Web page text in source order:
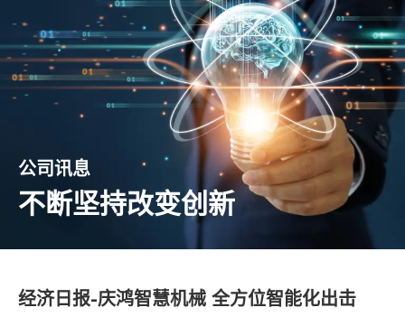
公司讯息
不断坚持改变创新
经济日报-庆鸿智慧机械 全方位智能化出击